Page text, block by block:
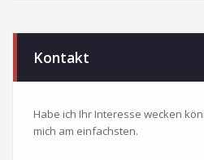
Kontakt
Habe ich Ihr Interesse wecken
mich am einfachsten.